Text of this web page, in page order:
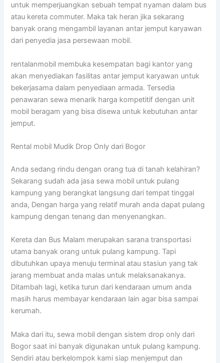
untuk memperjuangkan sebuah tempat nyaman dalam bus
atau kereta commuter. Maka tak heran jika sekarang
banyak orang mengambil layanan antar jemput karyawan
dari penyedia jasa persewaan mobil.
rentalanmobil membuka kesempatan bagi kantor yang
akan menyediakan fasilitas antar jemput karyawan untuk
bekerjasama dalam penyediaan armada. Tersedia
penawaran sewa menarik harga kompetitif dengan unit
mobil beragam yang bisa disewa untuk kebutuhan antar
jemput.
Rental mobil Mudik Drop Only dari Bogor
Anda sedang rindu dengan orang tua di tanah kelahiran?
Sekarang sudah ada jasa sewa mobil untuk pulang
kampung yang berangkat langsung dari tempat tinggal
anda, Dengan harga yang relatif murah anda dapat pulang
kampung dengan tenang dan menyenangkan.
Kereta dan Bus Malam merupakan sarana transportasi
utama banyak orang untuk pulang kampung. Tapi
dibutuhkan upaya menuju terminal atau stasiun yang tak
jarang membuat anda malas untuk melaksanakanya.
Ditambah lagi, ketika turun dari kendaraan umum anda
masih harus membayar kendaraan lain agar bisa sampai
kerumah.
Maka dari itu, sewa mobil dengan sistem drop only dari
Bogor saat ini banyak digunakan untuk pulang kampung.
Sendiri atau berkelompok kami siap menjemput dan